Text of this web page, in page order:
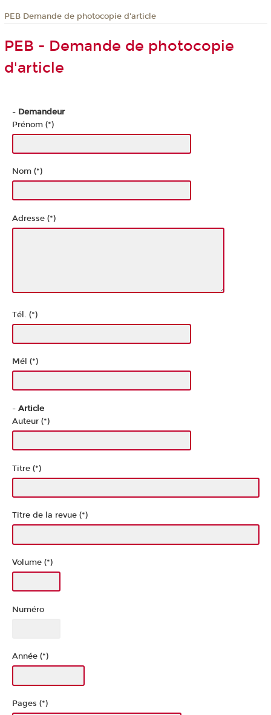
PEB Demande de photocopie d'article
PEB - Demande de photocopie
d'article
- Demandeur
Prénom (*)
Nom (*)
Adresse (*)
Tél. (*)
Mél (*)
- Article
Auteur (*)
Titre (*)
Titre de la revue (*)
Volume (*)
Numéro
Année (*)
Pages (*)